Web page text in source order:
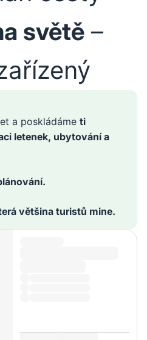
světě –
a poskládáme ti
letenek, ubytování a
většina turistů mine.